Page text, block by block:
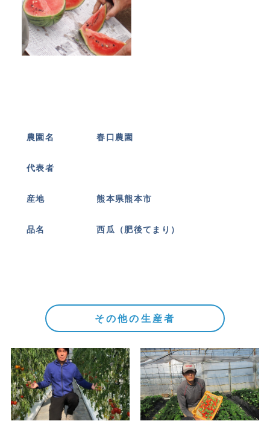
農園名 春口農園
代表者
産地 熊本県熊本市
品名 西瓜（肥後てまり）
その他の生産者